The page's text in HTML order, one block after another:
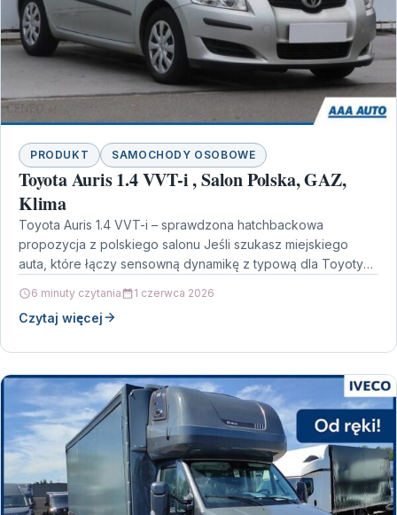
PRODUKT SAMOCHODY OSOBOWE
Toyota Auris 1.4 VVT-i , Salon Polska, GAZ,
Klima
Toyota Auris 1.4 VVT-i – sprawdzona hatchbackowa
propozycja z polskiego salonu Jeśli szukasz miejskiego
auta, które łączy sensowną dynamikę z typową dla Toyoty
6 minuty czytania 1 czerwca 2026
Czytaj więcej